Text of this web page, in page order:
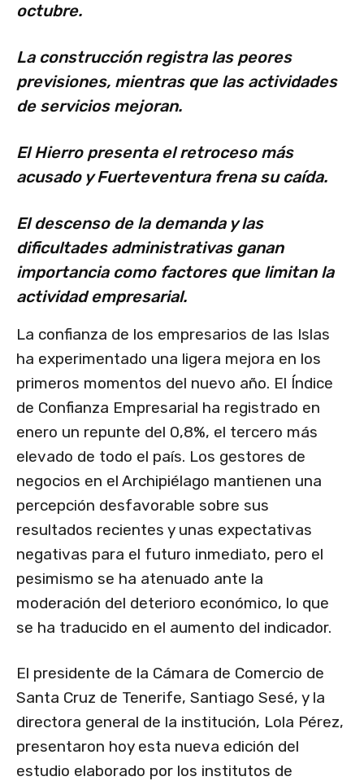
octubre.
La construcción registra las peores
previsiones, mientras que las actividades
de servicios mejoran.
El Hierro presenta el retroceso más
acusado y Fuerteventura frena su caída.
El descenso de la demanda y las
dificultades administrativas ganan
importancia como factores que limitan la
actividad empresarial.
La confianza de los empresarios de las Islas
ha experimentado una ligera mejora en los
primeros momentos del nuevo año. El Índice
de Confianza Empresarial ha registrado en
enero un repunte del 0,8%, el tercero más
elevado de todo el país. Los gestores de
negocios en el Archipiélago mantienen una
percepción desfavorable sobre sus
resultados recientes y unas expectativas
negativas para el futuro inmediato, pero el
pesimismo se ha atenuado ante la
moderación del deterioro económico, lo que
se ha traducido en el aumento del indicador.
El presidente de la Cámara de Comercio de
Santa Cruz de Tenerife, Santiago Sesé, y la
directora general de la institución, Lola Pérez,
presentaron hoy esta nueva edición del
estudio elaborado por los institutos de